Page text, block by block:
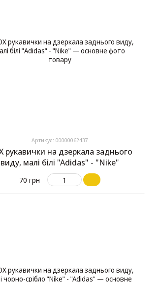
Артикул: 00000062437
рукавички на дзеркала заднього
виду, малі білі "Adidas" - "Nike"
70 грн